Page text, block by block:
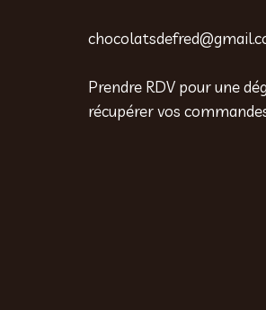
Prendre RDV pour une
récupérer vos